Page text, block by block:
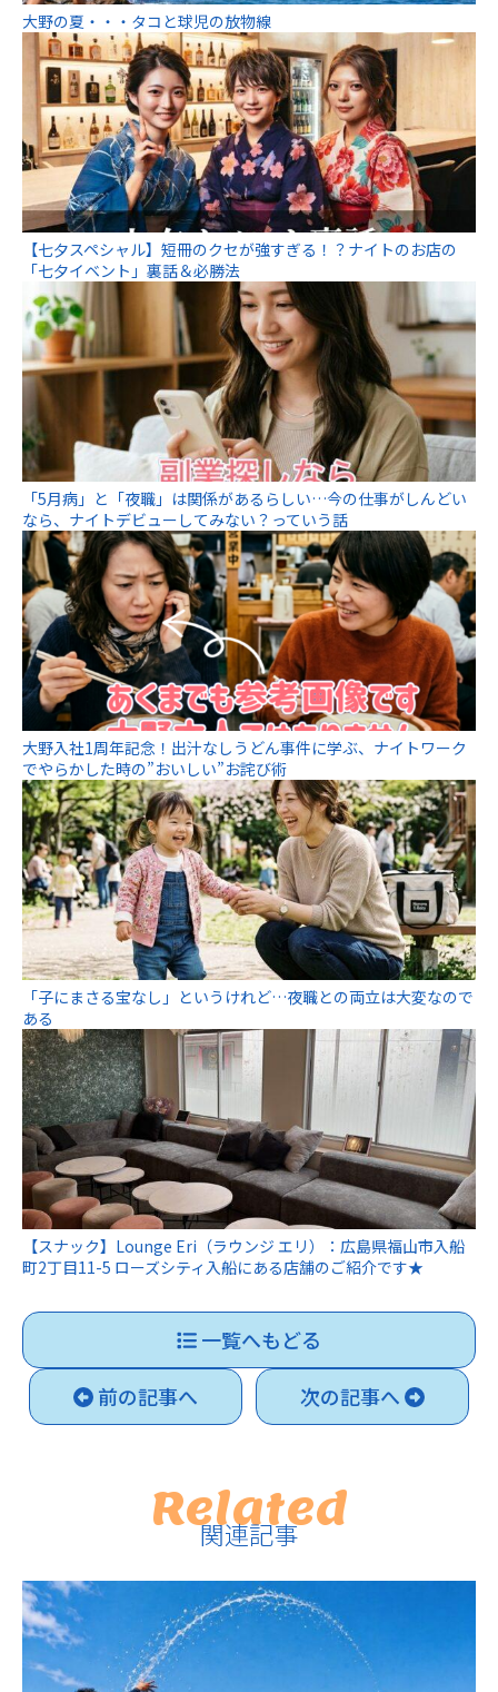
大野の夏・・・タコと球児の放物線
【七夕スペシャル】短冊のクセが強すぎる！？ナイトのお店の
「七夕イベント」裏話＆必勝法
「5月病」と「夜職」は関係があるらしい…今の仕事がしんどい
なら、ナイトデビューしてみない？っていう話
大野入社1周年記念！出汁なしうどん事件に学ぶ、ナイトワーク
でやらかした時の”おいしい”お詫び術
「子にまさる宝なし」というけれど…夜職との両立は大変なので
ある
【スナック】Lounge Eri（ラウンジ エリ）：広島県福山市入船
町2丁目11-5 ローズシティ入船にある店舗のご紹介です★
一覧へもどる
前の記事へ
次の記事へ
Related
関連記事